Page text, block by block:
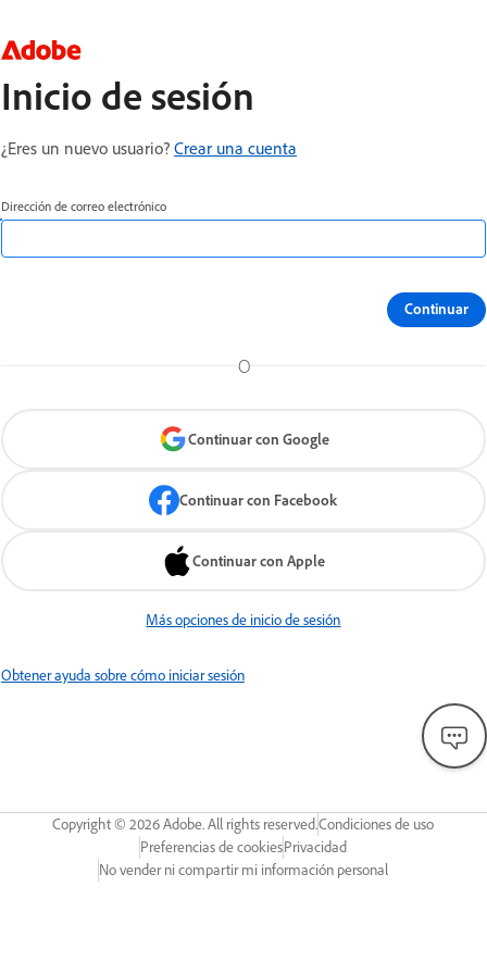
Inicio de sesión
¿Eres un nuevo usuario? Crear una cuenta
Dirección de correo electrónico
Continuar
O
Continuar con Google
Continuar con Facebook
Continuar con Apple
Más opciones de inicio de sesión
Obtener ayuda sobre cómo iniciar sesión
Copyright ©2026Adobe. All rights reserved.Condiciones de uso
Preferencias de cookiesPrivacidad
No vender ni compartir mi información personal